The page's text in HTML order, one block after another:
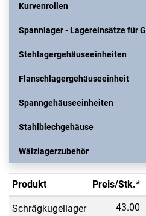
Kurvenrollen
Spannlager - Lagereinsätze für
Stehlagergehäuseeinheiten
Flanschlagergehäuseeinheit
Spanngehäuseeinheiten
Stahlblechgehäuse
Wälzlagerzubehör
Produkt Preis/Stk.*
Schrägkugellager
43.00